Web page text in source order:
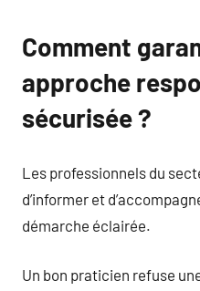
Comment
approche
sécurisée ?
Les professionnels du
d’informer et
démarche éclairée.
Un bon praticien refuse